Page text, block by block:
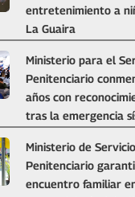
entretenimiento a
La Guaira
Ministerio para el
Penitenciario
años con
tras la emergencia
Ministerio de Servicio
Penitenciario
encuentro familiar